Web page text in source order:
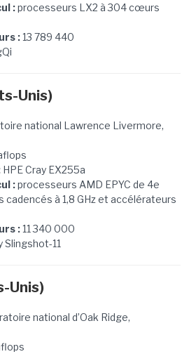
:processeurs LX2 à 304 cœurs
:13 789 440
Unis)
national Lawrence Livermore,
HPE Cray EX255a
:processeurs AMD EPYC de 4e
à 1,8 GHz et accélérateurs
:11 340 000
Slingshot-11
Unis)
national d’Oak Ridge,